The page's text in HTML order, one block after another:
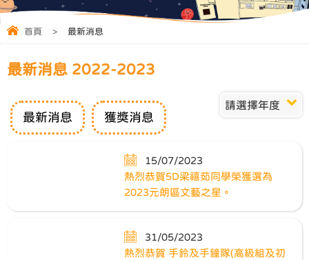
首頁 > 最新消息
最新消息 2022-2023
請選擇年度
最新消息 獲獎消息
15/07/2023
熱烈恭賀5D梁禧茹同學榮獲選為
2023元朗區文藝之星。
31/05/2023
熱烈恭賀 手鈴及手鐘隊(高級組及初